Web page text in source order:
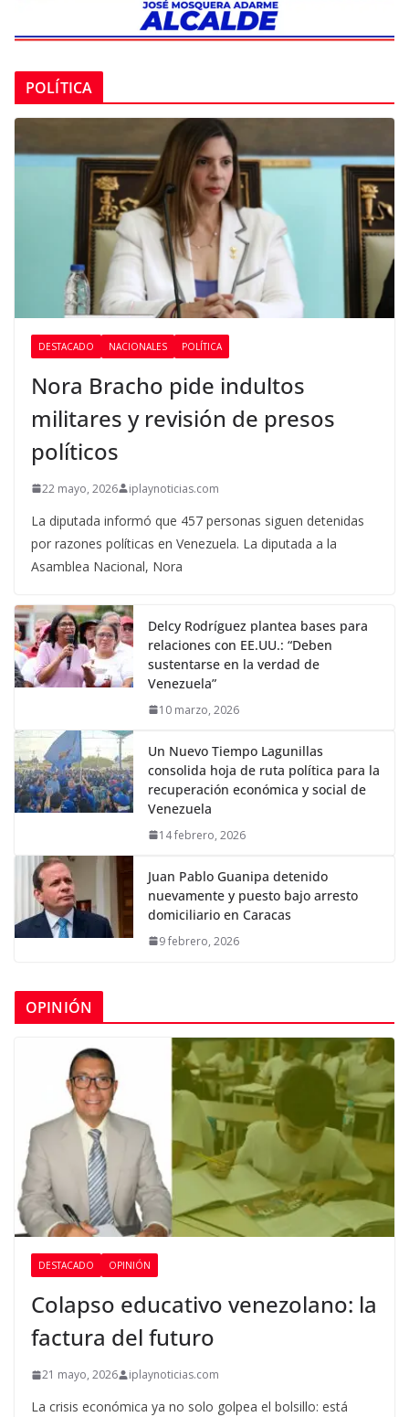
POLÍTICA
DESTACADO NACIONALES POLÍTICA
Nora Bracho pide indultos
militares y revisión de presos
políticos
22 mayo, 2026 iplaynoticias.com
La diputada informó que 457 personas siguen detenidas
por razones políticas en Venezuela. La diputada a la
Asamblea Nacional, Nora
Delcy Rodríguez plantea bases para
relaciones con EE.UU.: “Deben
sustentarse en la verdad de
Venezuela”
10 marzo, 2026
Un Nuevo Tiempo Lagunillas
consolida hoja de ruta política para la
recuperación económica y social de
Venezuela
14 febrero, 2026
Juan Pablo Guanipa detenido
nuevamente y puesto bajo arresto
domiciliario en Caracas
9 febrero, 2026
OPINIÓN
DESTACADO OPINIÓN
Colapso educativo venezolano: la
factura del futuro
21 mayo, 2026 iplaynoticias.com
La crisis económica ya no solo golpea el bolsillo: está